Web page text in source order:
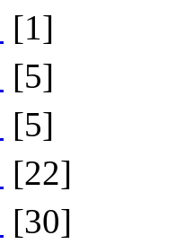
[1]
[5]
[5]
[22]
[30]